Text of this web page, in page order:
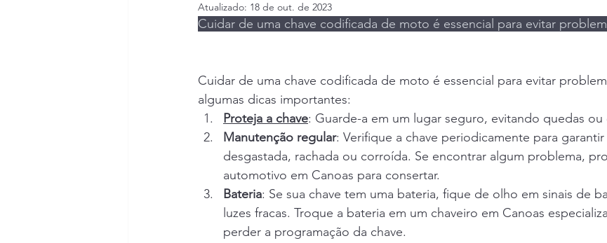
Atualizado: 18 de out. de 2023
Cuidar de uma chave codificada de moto é essencial para evitar
Cuidar de uma chave codificada de moto é essencial para evitar
algumas dicas importantes:
Proteja a chave: Guarde-a em um lugar seguro, evitando quedas ou
Manutenção regular: Verifique a chave periodicamente para
desgastada, rachada ou corroída. Se encontrar algum problema,
automotivo em Canoas para consertar.
Bateria: Se sua chave tem uma bateria, fique de olho em sinais de
luzes fracas. Troque a bateria em um chaveiro em Canoas
perder a programação da chave.